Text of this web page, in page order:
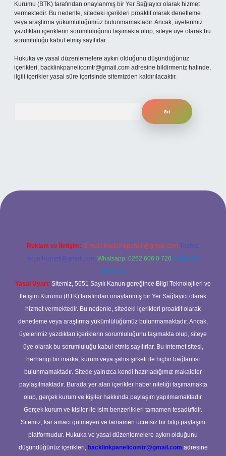
Kurumu (BTK) tarafından onaylanmış bir Yer Sağlayıcı olarak hizmet
vermektedir. Bu nedenle, sitedeki içerikleri proaktif olarak denetleme
veya araştırma yükümlülüğümüz bulunmamaktadır. Ancak, üyelerimiz
yazdıkları içeriklerin sorumluluğunu taşımakta olup, siteye üye olarak bu
sorumluluğu kabul etmiş sayılırlar.
Hukuka ve yasal düzenlemelere aykırı olduğunu düşündüğünüz
içerikleri, backlinkpanelicomtr@gmail.com adresine bildirmeniz halinde,
ilgili içerikler yasal süre içerisinde sitemizden kaldırılacaktır.
Reklam ve İletişim: E-mail: backlinkpaneli@gmail.com Teams:
forumhizmeti@gmail.com Whatsapp: 0262 606 0 726 Telegram:
@karabul
Yasal Uyarı: Sitemiz, 5651 Sayılı Kanun gereğince Bilgi Teknolojileri ve
İletişim Kurumu (BTK) tarafından onaylanmış bir Yer Sağlayıcı olarak
hizmet vermektedir. Bu nedenle, sitedeki içerikleri proaktif olarak
denetleme veya araştırma yükümlülüğümüz bulunmamaktadır. Ancak,
üyelerimiz yazdıkları içeriklerin sorumluluğunu taşımakta olup, siteye
üye olarak bu sorumluluğu kabul etmiş sayılırlar. Bu internet sitesi,
herhangi bir marka, kurum veya şahıs şirketi ile hiçbir bağlantısı
bulunmamaktadır. Sitede yalnızca kendi hazırladığımız makaleler
paylaşılmaktadır. Burada yer alan içerikler haber niteliği taşımamakta
olup, gerçek kurum ve kişiler hakkında paylaşım yapılmamaktadır.
Gerçek kurum ve kişiler ile isim benzerlikleri tamamen tesadüfidir.
Sitemiz, kar amacı gütmeyen ve tamamen ücretsiz bir bilgi paylaşım
platformudur. Hukuka ve yasal düzenlemelere aykırı olduğunu
düşündüğünüz içerikleri, backlinkpanelicomtr@gmail.com adresine